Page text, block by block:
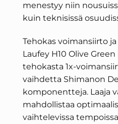
menestyy niin
kuin teknisissä
Tehokas voimansiirto
Laufey H10 Olive
tehokasta 1x-
vaihdetta Shimanon
komponentteja. Laaja
mahdollistaa
vaihtelevissa